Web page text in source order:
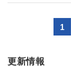
1
更新情報